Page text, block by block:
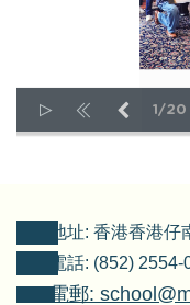
1/20
地址: 香港香港
電話: (852) 2554-
電郵: